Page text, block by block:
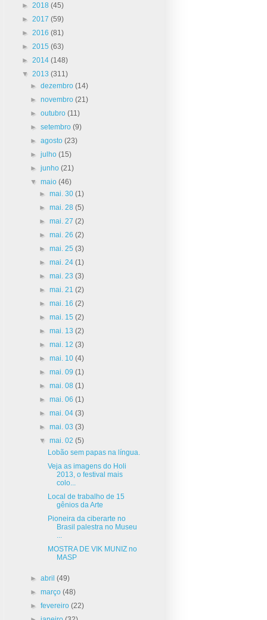
► 2018 (45)
► 2017 (59)
► 2016 (81)
► 2015 (63)
► 2014 (148)
▼ 2013 (311)
►dezembro(14)
►novembro(21)
►outubro(11)
►setembro(9)
►agosto(23)
►julho(15)
►junho(21)
▼maio(46)
► mai. 30 (1)
► mai. 28 (5)
► mai. 27 (2)
► mai. 26 (2)
► mai. 25 (3)
► mai. 24 (1)
► mai. 23 (3)
► mai. 21 (2)
► mai. 16 (2)
► mai. 15 (2)
► mai. 13 (2)
► mai. 12 (3)
► mai. 10 (4)
► mai. 09 (1)
► mai. 08 (1)
► mai. 06 (1)
► mai. 04 (3)
► mai. 03 (3)
▼ mai. 02 (5)
Lobão sem papas na língua.
Veja as imagens do Holi
2013, o festival mais
colo...
Local de trabalho de 15
gênios da Arte
Pioneira da ciberarte no
Brasil palestra no Museu
MOSTRA DE VIK MUNIZ no
MASP
►abril(49)
►março(48)
►fevereiro(22)